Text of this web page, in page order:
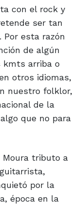
con el rock y
ser tan
Por esta razón
de algún
kmts arriba o
otros idiomas,
nuestro folklor,
de la
que no para
Moura tributo a
por la
época en la